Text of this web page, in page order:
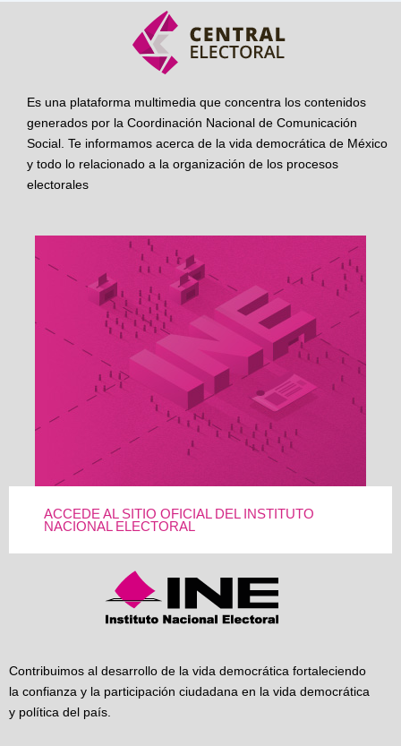
Es una plataforma multimedia que concentra los contenidos
generados por la Coordinación Nacional de Comunicación
Social. Te informamos acerca de la vida democrática de México
y todo lo relacionado a la organización de los procesos
electorales
ACCEDE AL SITIO OFICIAL DEL INSTITUTO
NACIONAL ELECTORAL
Contribuimos al desarrollo de la vida democrática fortaleciendo
la confianza y la participación ciudadana en la vida democrática
y política del país.